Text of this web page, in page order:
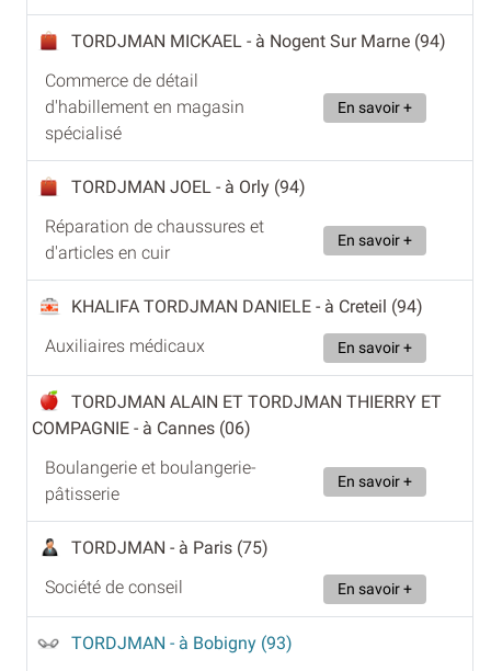
TORDJMAN MICKAEL - à Nogent Sur Marne (94)
Commerce de détail
d'habillement en magasin
spécialisé
En savoir +
TORDJMAN JOEL - à Orly (94)
Réparation de chaussures et
d'articles en cuir
En savoir +
KHALIFA TORDJMAN DANIELE - à Creteil (94)
Auxiliaires médicaux
En savoir +
TORDJMAN ALAIN ET TORDJMAN THIERRY ET
COMPAGNIE - à Cannes (06)
Boulangerie et boulangerie-
pâtisserie
En savoir +
TORDJMAN - à Paris (75)
Société de conseil
En savoir +
TORDJMAN - à Bobigny (93)